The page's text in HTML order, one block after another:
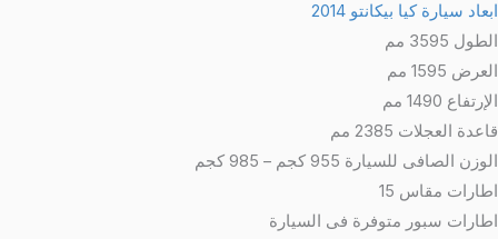
ابعاد سيارة كيا بيكانتو 2014
الطول 3595 مم
العرض 1595 مم
الإرتفاع 1490 مم
قاعدة العجلات 2385 مم
الوزن الصافى للسيارة 955 كجم – 985 كجم
اطارات مقاس 15
اطارات سبور متوفرة فى السيارة